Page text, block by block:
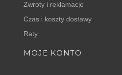
Zwroty i reklamacje
Czas i koszty dostawy
Raty
MOJE KONTO